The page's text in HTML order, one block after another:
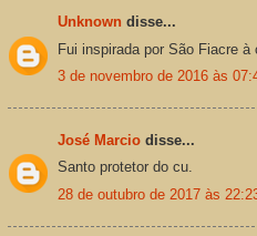
Unknown disse...
Fui inspirada por São Fiacre
3 de novembro de 2016 às
José Marcio disse...
Santo protetor do cu.
28 de outubro de 2017 às